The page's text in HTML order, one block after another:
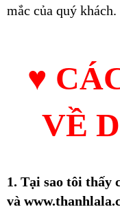
mắc của quý khách.
♥
VỀ
1. Tại sao tôi thấy
và